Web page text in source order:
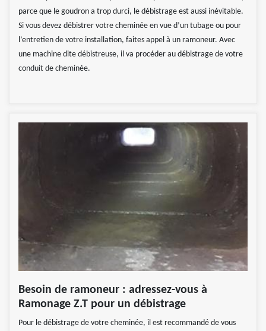
parce que le goudron a trop durci, le débistrage est aussi inévitable.
Si vous devez débistrer votre cheminée en vue d’un tubage ou pour
l’entretien de votre installation, faites appel à un ramoneur. Avec
une machine dite débistreuse, il va procéder au débistrage de votre
conduit de cheminée.
Besoin de ramoneur : adressez-vous à
Ramonage Z.T pour un débistrage
Pour le débistrage de votre cheminée, il est recommandé de vous